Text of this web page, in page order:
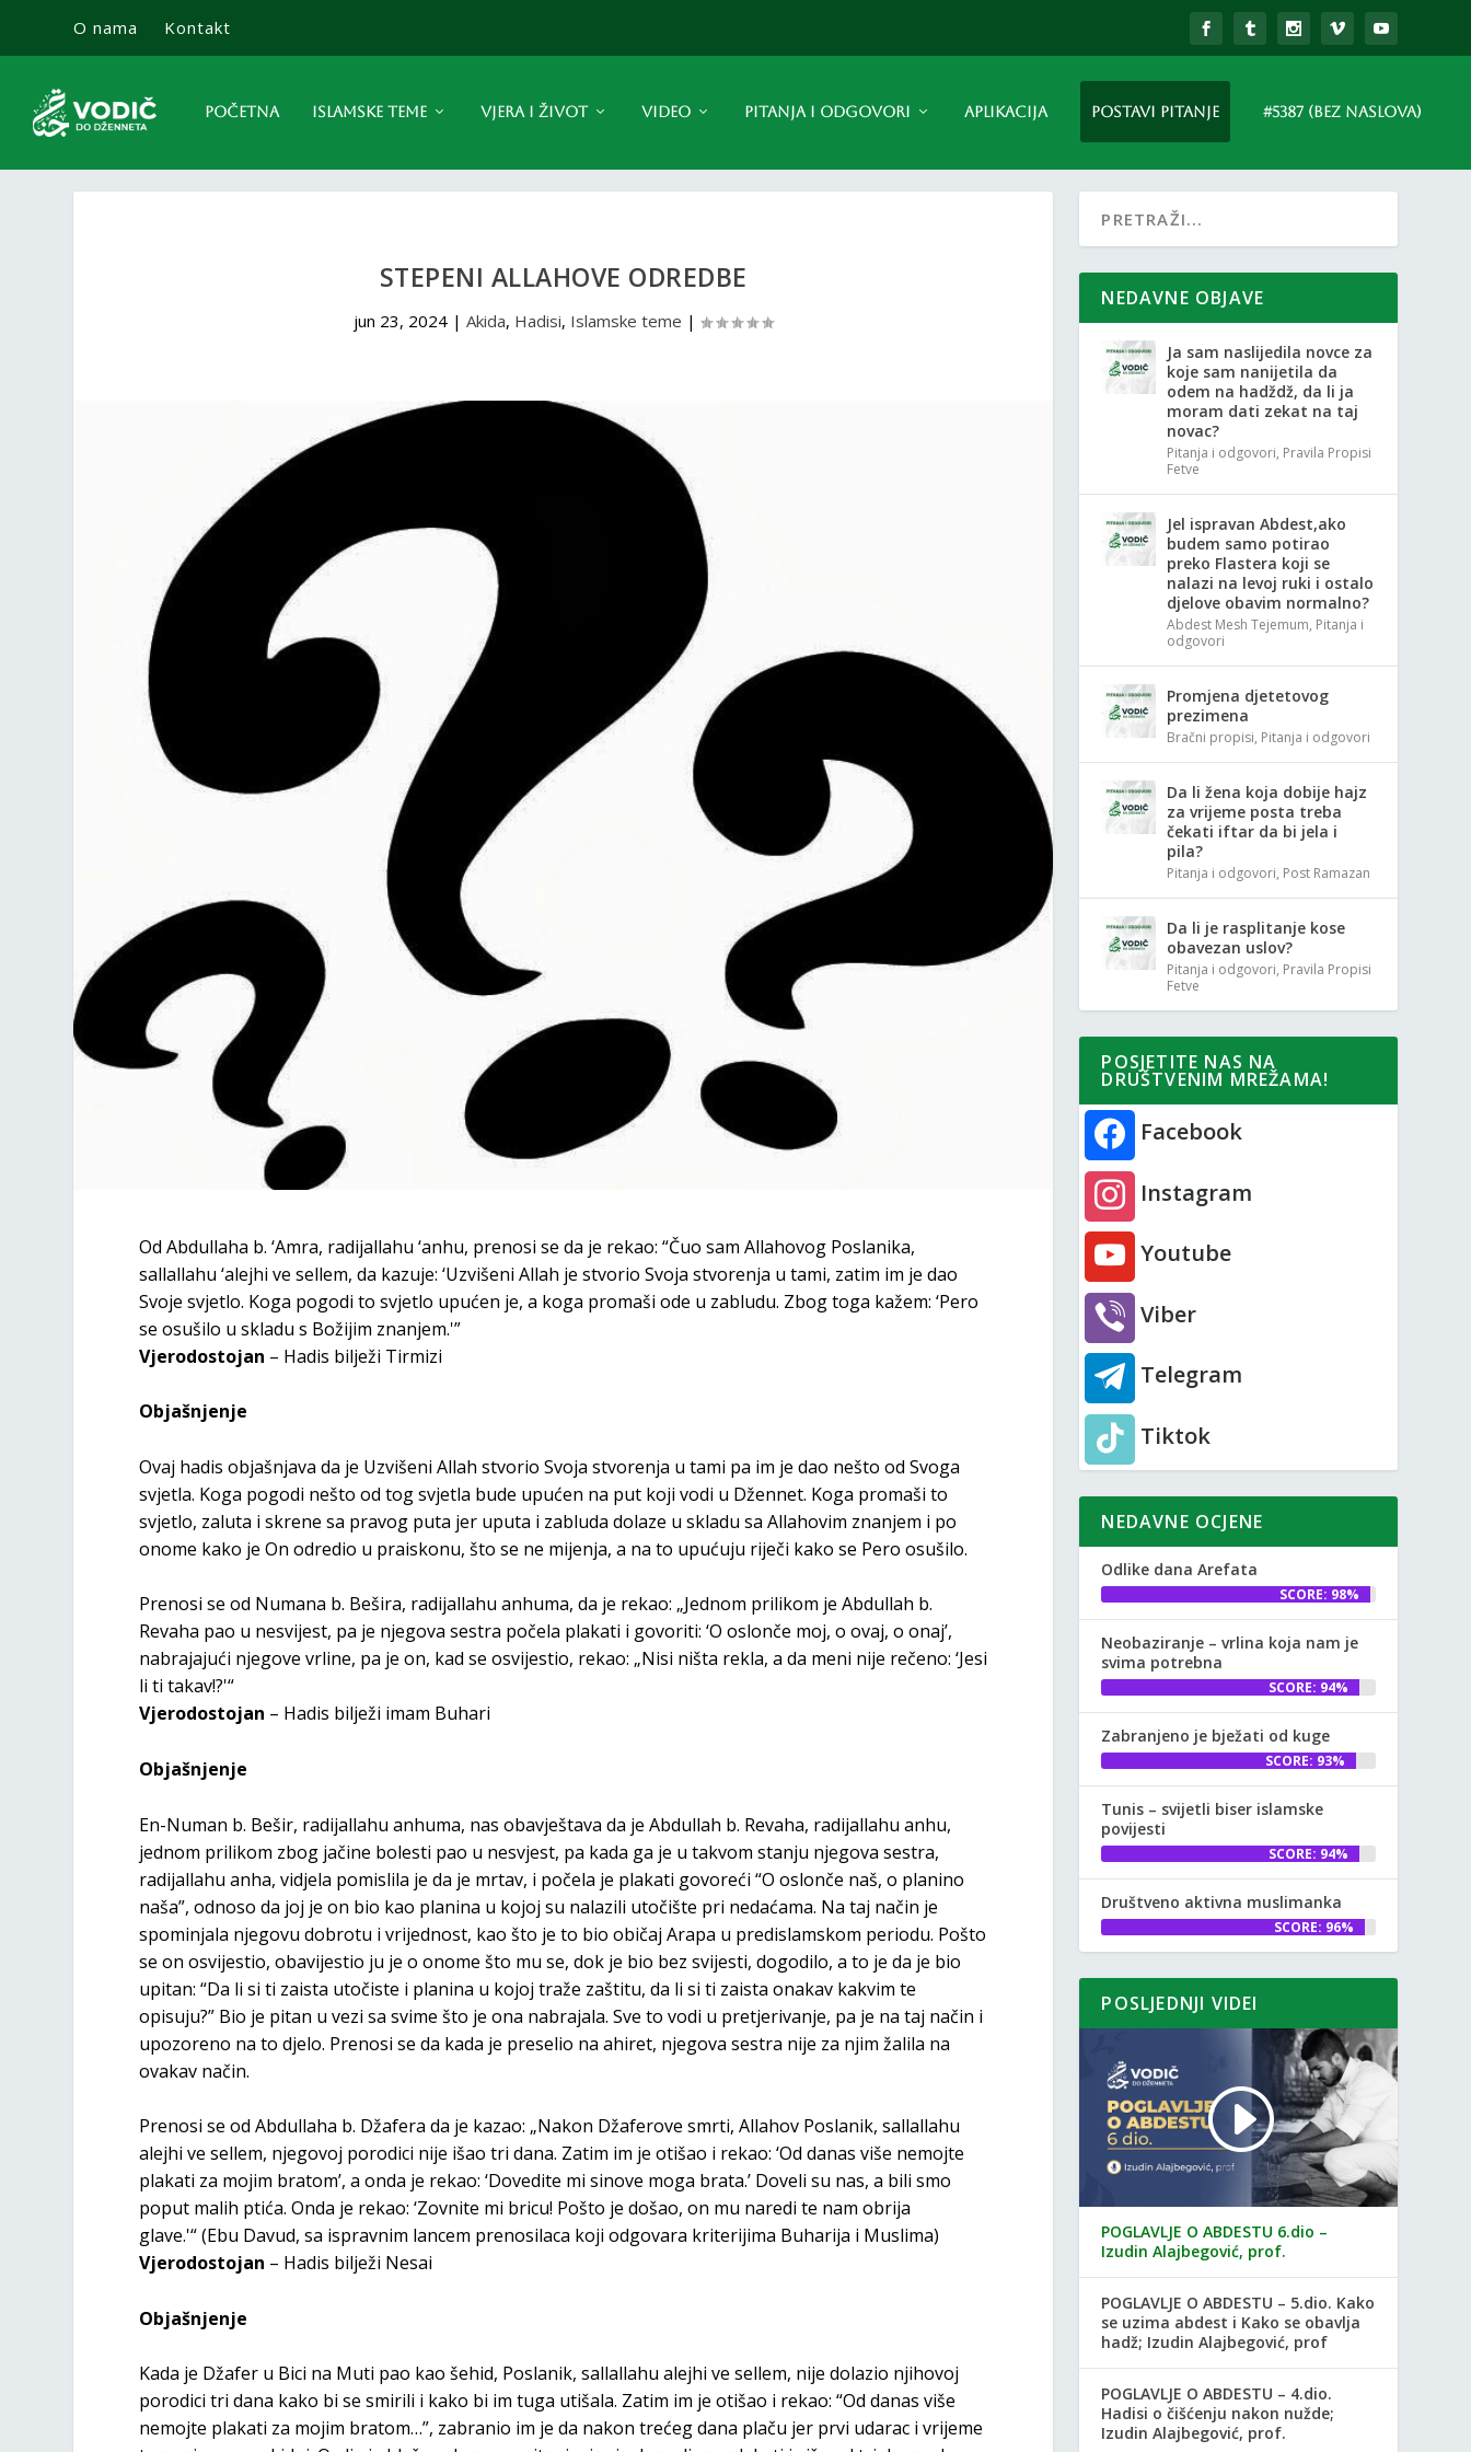
O nama Kontakt
POČETNA ISLAMSKE TEME VJERA I ŽIVOT VIDEO PITANJA I ODGOVORI APLIKACIJA POSTAVI PITANJE #5387 (BEZ NASLOVA)
STEPENI ALLAHOVE ODREDBE
jun 23, 2024 |Akida, Hadisi, Islamske teme |
Od Abdullaha b. ‘Amra, radijallahu ‘anhu, prenosi se da je rekao: “Čuo sam Allahovog Poslanika,
sallallahu ‘alejhi ve sellem, da kazuje: ‘Uzvišeni Allah je stvorio Svoja stvorenja u tami, zatim im je dao
Svoje svjetlo. Koga pogodi to svjetlo upućen je, a koga promaši ode u zabludu. Zbog toga kažem: ‘Pero
se osušilo u skladu s Božijim znanjem.'”
Vjerodostojan – Hadis bilježi Tirmizi
Objašnjenje
Ovaj hadis objašnjava da je Uzvišeni Allah stvorio Svoja stvorenja u tami pa im je dao nešto od Svoga
svjetla. Koga pogodi nešto od tog svjetla bude upućen na put koji vodi u Džennet. Koga promaši to
svjetlo, zaluta i skrene sa pravog puta jer uputa i zabluda dolaze u skladu sa Allahovim znanjem i po
onome kako je On odredio u praiskonu, što se ne mijenja, a na to upućuju riječi kako se Pero osušilo.
Prenosi se od Numana b. Bešira, radijallahu anhuma, da je rekao: „Jednom prilikom je Abdullah b.
Revaha pao u nesvijest, pa je njegova sestra počela plakati i govoriti: ‘O oslonče moj, o ovaj, o onaj’,
nabrajajući njegove vrline, pa je on, kad se osvijestio, rekao: „Nisi ništa rekla, a da meni nije rečeno: ‘Jesi
li ti takav!?'“
Vjerodostojan – Hadis bilježi imam Buhari
Objašnjenje
En-Numan b. Bešir, radijallahu anhuma, nas obavještava da je Abdullah b. Revaha, radijallahu anhu,
jednom prilikom zbog jačine bolesti pao u nesvjest, pa kada ga je u takvom stanju njegova sestra,
radijallahu anha, vidjela pomislila je da je mrtav, i počela je plakati govoreći “O oslonče naš, o planino
naša”, odnoso da joj je on bio kao planina u kojoj su nalazili utočište pri nedaćama. Na taj način je
spominjala njegovu dobrotu i vrijednost, kao što je to bio običaj Arapa u predislamskom periodu. Pošto
se on osvijestio, obavijestio ju je o onome što mu se, dok je bio bez svijesti, dogodilo, a to je da je bio
upitan: “Da li si ti zaista utočiste i planina u kojoj traže zaštitu, da li si ti zaista onakav kakvim te
opisuju?” Bio je pitan u vezi sa svime što je ona nabrajala. Sve to vodi u pretjerivanje, pa je na taj način i
upozoreno na to djelo. Prenosi se da kada je preselio na ahiret, njegova sestra nije za njim žalila na
ovakav način.
Prenosi se od Abdullaha b. Džafera da je kazao: „Nakon Džaferove smrti, Allahov Poslanik, sallallahu
alejhi ve sellem, njegovoj porodici nije išao tri dana. Zatim im je otišao i rekao: ‘Od danas više nemojte
plakati za mojim bratom’, a onda je rekao: ‘Dovedite mi sinove moga brata.’ Doveli su nas, a bili smo
poput malih ptića. Onda je rekao: ‘Zovnite mi bricu! Pošto je došao, on mu naredi te nam obrija
glave.'“ (Ebu Davud, sa ispravnim lancem prenosilaca koji odgovara kriterijima Buharija i Muslima)
Vjerodostojan – Hadis bilježi Nesai
Objašnjenje
Kada je Džafer u Bici na Muti pao kao šehid, Poslanik, sallallahu alejhi ve sellem, nije dolazio njihovoj
porodici tri dana kako bi se smirili i kako bi im tuga utišala. Zatim im je otišao i rekao: “Od danas više
nemojte plakati za mojim bratom…”, zabranio im je da nakon trećeg dana plaču jer prvi udarac i vrijeme
NEDAVNE OBJAVE
Ja sam naslijedila novce za
koje sam nanijetila da
odem na hadždž, da li ja
moram dati zekat na taj
novac?
Pitanja i odgovori, Pravila Propisi
Fetve
Jel ispravan Abdest,ako
budem samo potirao
preko Flastera koji se
nalazi na levoj ruki i ostalo
djelove obavim normalno?
Abdest Mesh Tejemum, Pitanja i
odgovori
Promjena djetetovog
prezimena
Bračni propisi, Pitanja i odgovori
Da li žena koja dobije hajz
za vrijeme posta treba
čekati iftar da bi jela i
pila?
Pitanja i odgovori, Post Ramazan
Da li je rasplitanje kose
obavezan uslov?
Pitanja i odgovori, Pravila Propisi
Fetve
POSJETITE NAS NA
DRUŠTVENIM MREŽAMA!
Facebook
Instagram
Youtube
Viber
Telegram
Tiktok
NEDAVNE OCJENE
Odlike dana Arefata
SCORE: 98%
Neobaziranje – vrlina koja nam je
svima potrebna
SCORE: 94%
Zabranjeno je bježati od kuge
SCORE: 93%
Tunis – svijetli biser islamske
povijesti
SCORE: 94%
Društveno aktivna muslimanka
SCORE: 96%
POSLJEDNJI VIDEI
POGLAVLJE O ABDESTU 6.dio –
Izudin Alajbegović, prof.
POGLAVLJE O ABDESTU – 5.dio. Kako
se uzima abdest i Kako se obavlja
hadž; Izudin Alajbegović, prof
POGLAVLJE O ABDESTU – 4.dio.
Hadisi o čišćenju nakon nužde;
Izudin Alajbegović, prof.